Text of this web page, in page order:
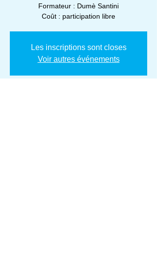
Formateur : Dumè Santini
Coût : participation libre
Les inscriptions sont closes
Voir autres événements